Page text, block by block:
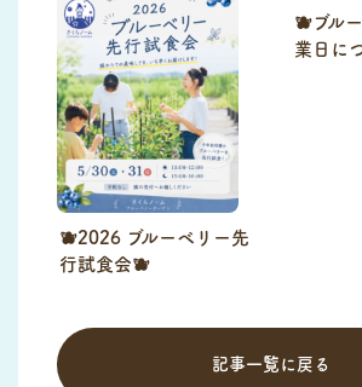
🫐2026 ブルーベリー先
行試食会🫐
🫐ブル
業日に
記事一覧に戻る